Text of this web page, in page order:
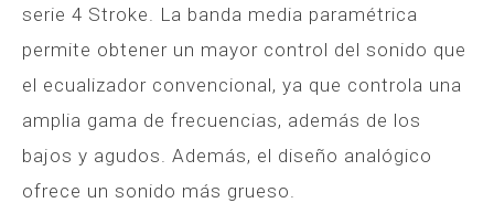
serie 4 Stroke. La banda media paramétrica
permite obtener un mayor control del sonido que
el ecualizador convencional, ya que controla una
amplia gama de frecuencias, además de los
bajos y agudos. Además, el diseño analógico
ofrece un sonido más grueso.